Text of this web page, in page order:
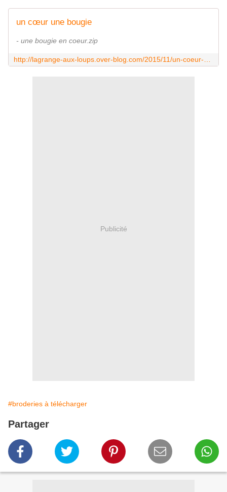
un cœur une bougie
- une bougie en coeur.zip
Publicité
#broderies à télécharger
Partager